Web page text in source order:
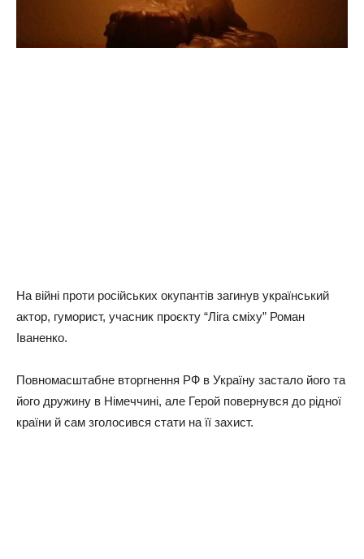
На війні проти російських окупантів загинув український
актор, гуморист, учасник проєкту “Ліга сміху” Роман
Іваненко.
Повномасштабне вторгнення РФ в Україну застало його та
його дружину в Німеччині, але Герой повернувся до рідної
країни й сам зголосився стати на її захист.